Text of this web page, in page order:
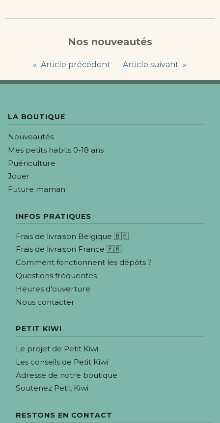
Nos nouveautés
Article précédent Article suivant
LA BOUTIQUE
Nouveautés
Mes petits habits 0-18 ans
Puériculture
Jouer
Future maman
INFOS PRATIQUES
Frais de livraison Belgique 🇧🇪
Frais de livraison France 🇫🇷
Comment fonctionnent les dépôts ?
Questions fréquentes
Heures d'ouverture
Nous contacter
PETIT KIWI
Le projet de Petit Kiwi
Les conseils de Petit Kiwi
Adresse de notre boutique
Soutenez Petit Kiwi
RESTONS EN CONTACT